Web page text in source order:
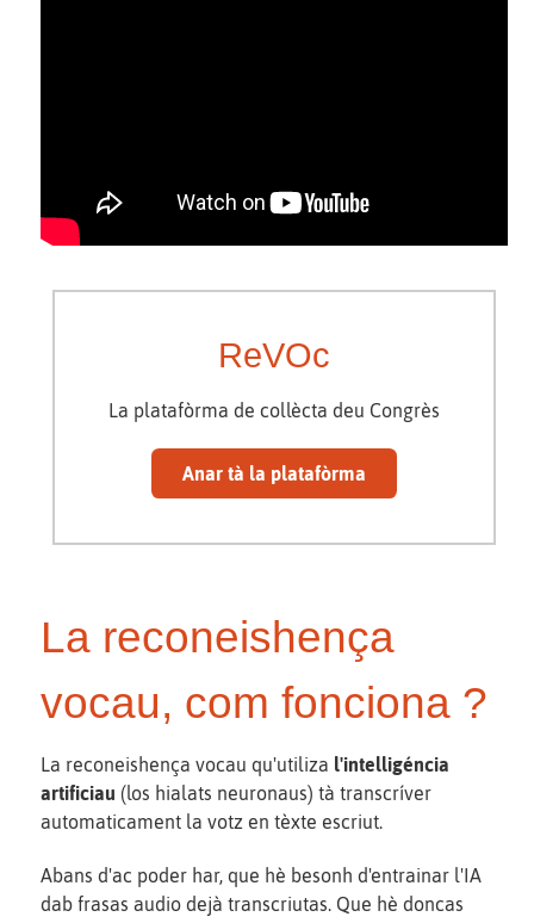
ReVOc
La platafòrma de collècta deu Congrès
Anar tà la platafòrma
La reconeishença
vocau, com fonciona ?
La reconeishença vocau qu'utiliza l'intelligéncia
artificiau (los hialats neuronaus) tà transcríver
automaticament la votz en tèxte escriut.
Abans d'ac poder har, que hè besonh d'entrainar l'IA
dab frasas audio dejà transcriutas. Que hè doncas